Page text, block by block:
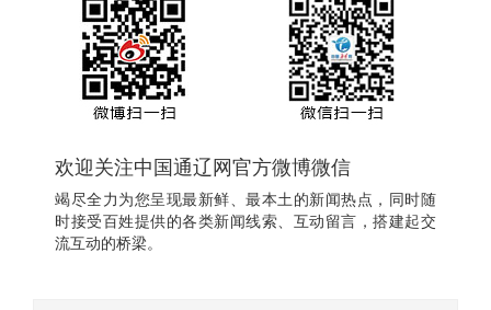
欢迎关注中国通辽网官方微博微信
竭尽全力为您呈现最新鲜、最本土的新闻热点，同时随
时接受百姓提供的各类新闻线索、互动留言，搭建起交
流互动的桥梁。